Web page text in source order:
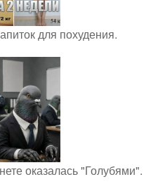
для похудения.
оказалась "Голубями".